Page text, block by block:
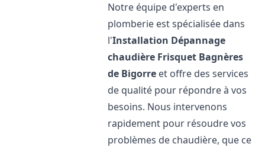
Notre équipe d'experts en
plomberie est spécialisée dans
l'Installation Dépannage
chaudière Frisquet Bagnères
de Bigorre et offre des services
de qualité pour répondre à vos
besoins. Nous intervenons
rapidement pour résoudre vos
problèmes de chaudière, que ce